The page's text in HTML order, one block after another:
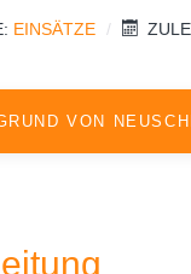
EINSÄTZE
VON